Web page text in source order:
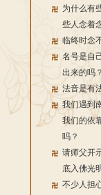
为什么有
些人念着
临终时念
名号是自
出来的吗？
法音是有
我们遇到
我们的依
吗？
请师父开
底入佛光
不少人担